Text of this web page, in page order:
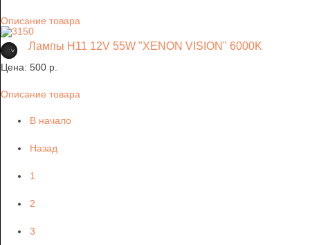
Описание товара
Лампы H11 12V 55W "XENON VISION" 6000K
Цена: 500 p.
Описание товара
В начало
Назад
1
2
3